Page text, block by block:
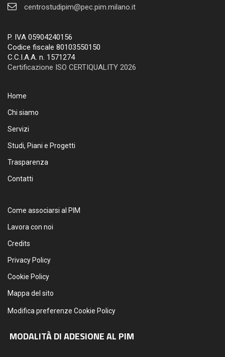
centrostudipim@pec.pim.milano.it
P. IVA 05904240156
Codice fiscale 80103550150
C.C.I.A.A. n. 1571274
Certificazione ISO CERTIQUALITY 2026
Home
Chi siamo
Servizi
Studi, Piani e Progetti
Trasparenza
Contatti
Come associarsi al PIM
Lavora con noi
Credits
Privacy Policy
Cookie Policy
Mappa del sito
Modifica preferenze Cookie Policy
MODALITÀ DI ADESIONE AL PIM